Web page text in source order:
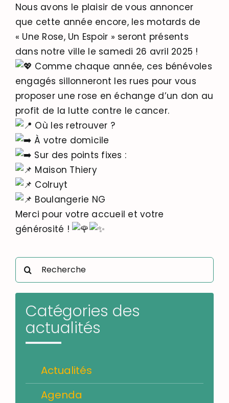
Nous avons le plaisir de vous annoncer
que cette année encore, les motards de
« Une Rose, Un Espoir » seront présents
dans notre ville le samedi 26 avril 2025 !
Comme chaque année, ces bénévoles
engagés sillonneront les rues pour vous
proposer une rose en échange d’un don au
profit de la lutte contre le cancer.
Où les retrouver ?
À votre domicile
Sur des points fixes :
Maison Thiery
Colruyt
Boulangerie NG
Merci pour votre accueil et votre
générosité !
Rechercher:
Catégories des
actualités
Actualités
Agenda